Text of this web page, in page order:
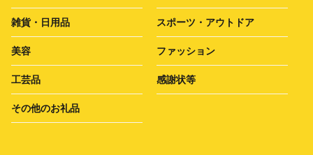
雑貨・日用品 スポーツ・アウトドア
美容 ファッション
工芸品 感謝状等
その他のお礼品